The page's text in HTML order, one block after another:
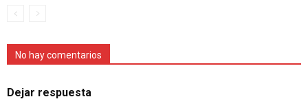
No hay comentarios
Dejar respuesta